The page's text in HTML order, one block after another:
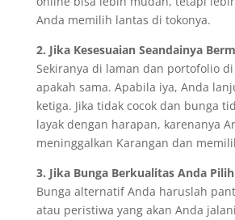
Anda memilih lantas di tokonya.
2. Jika Kesesuaian Seandainya
Sekiranya di laman dan portofolio di
apakah sama. Apabila iya, Anda
ketiga. Jika tidak cocok dan bunga
layak dengan harapan, karenanya
meninggalkan Karangan dan
3. Jika Bunga Berkualitas Anda Pilih
Bunga alternatif Anda haruslah
atau peristiwa yang akan Anda